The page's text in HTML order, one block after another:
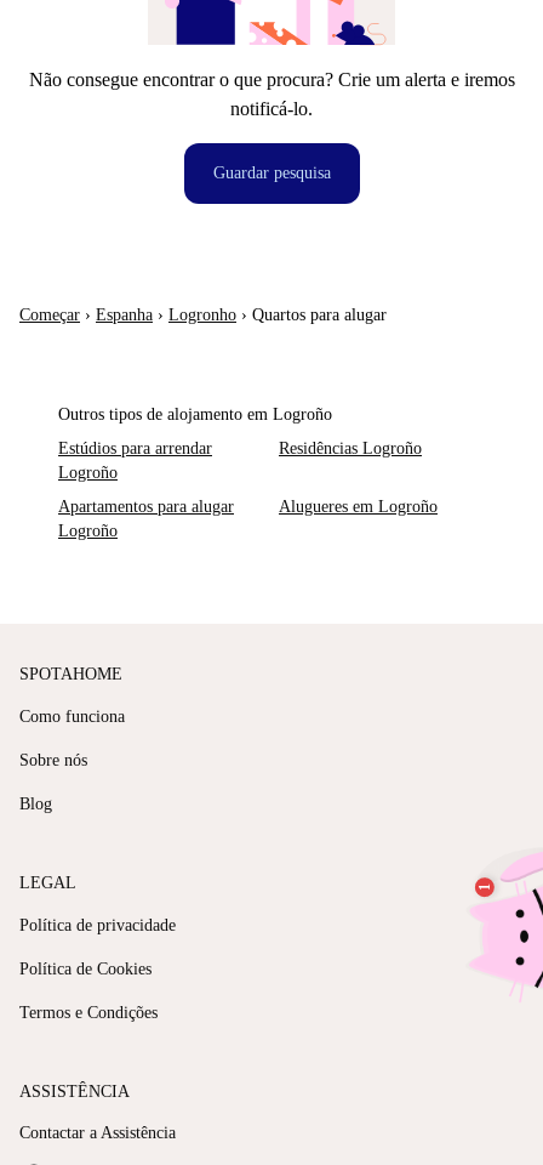
Não consegue encontrar o que procura? Crie um alerta e iremos
notificá-lo.
Guardar pesquisa
Começar › Espanha › Logronho › Quartos para alugar
Outros tipos de alojamento em Logroño
Estúdios para arrendar
Logroño
Residências Logroño
Apartamentos para alugar
Logroño
Alugueres em Logroño
SPOTAHOME
Como funciona
Sobre nós
Blog
LEGAL
Política de privacidade
Política de Cookies
Termos e Condições
ASSISTÊNCIA
Contactar a Assistência